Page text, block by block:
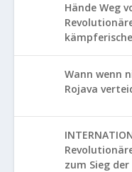
Hände Weg
Wann wenn
Rojava
zum Sieg